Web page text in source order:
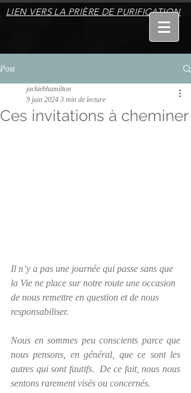
LIEN VERS LA PRIÈRE DE PURIFICATION
Post
Ces invitations à cheminer
jackiebhamilton
9 juin 2024 3 min de lecture
Il n’y a pas une journée qui passe sans que
la Vie ne place sur notre route une occasion
de nous remettre en question et de nous
responsabiliser.
Nous en sommes peu conscients parce que
nous pensons, en général, que ce sont les
autres qui sont fautifs.  De ce fait, nous nous
sentons rarement visés ou concernés.